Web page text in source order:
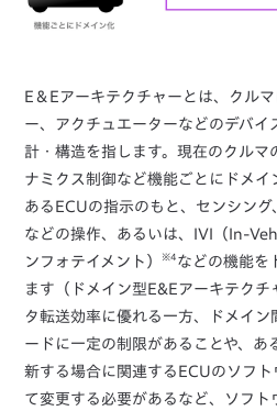
E＆Eアーキテクチャーとは、クル
ー、アクチュエーターなどのデバイ
計・構造を指します。現在のクル
ナミクス制御など機能ごとにドメイ
あるECUの指示のもと、センシン
などの操作、あるいは、IVI（In-
ンフォテイメント）
※4 などの機能を
ます（ドメイン型E&Eアーキテク
タ転送効率に優れる一方、ドメイ
ードに一定の制限があることや、あ
新する場合に関連するECUのソフ
て変更する必要があるなど、ソフト